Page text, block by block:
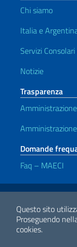
Questo sito
Proseguendo
cookies.
Chi siamo
Italia e
Servizi
Notizie
Trasparenza
Domande
Faq – MAECI
Link Utili